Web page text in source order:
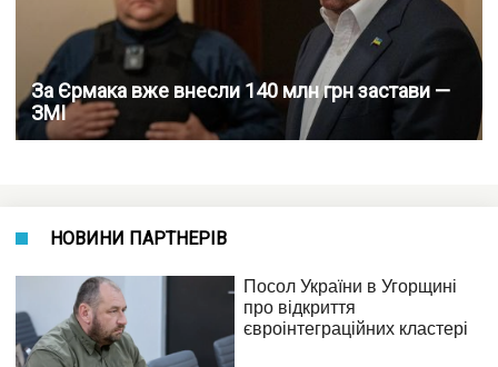
За Єрмака вже внесли 140 млн грн застави —
ЗМІ
НОВИНИ ПАРТНЕРІВ